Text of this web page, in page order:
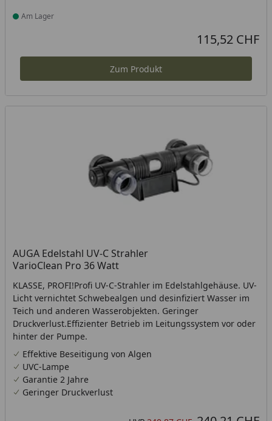
Produkt am Lager
Am Lager
Aktueller Preis
115,52 CHF
Zum Produkt
AUGA Edelstahl UV-C Strahler
VarioClean Pro 36 Watt
KLASSE, PROFI!Profi UV-C-Strahler im Edelstahlgehäuse. UV-
Licht vernichtet Schwebealgen und desinfiziert Wasser im
Teich und anderen Wasserobjekten. Geringer
Druckverlust.Effizienter Betrieb im Leitungssystem vor oder
hinter der Pumpe.
Effektive Beseitigung von Algen
UVC-Lampe
Garantie 2 Jahre
Geringer Druckverlust